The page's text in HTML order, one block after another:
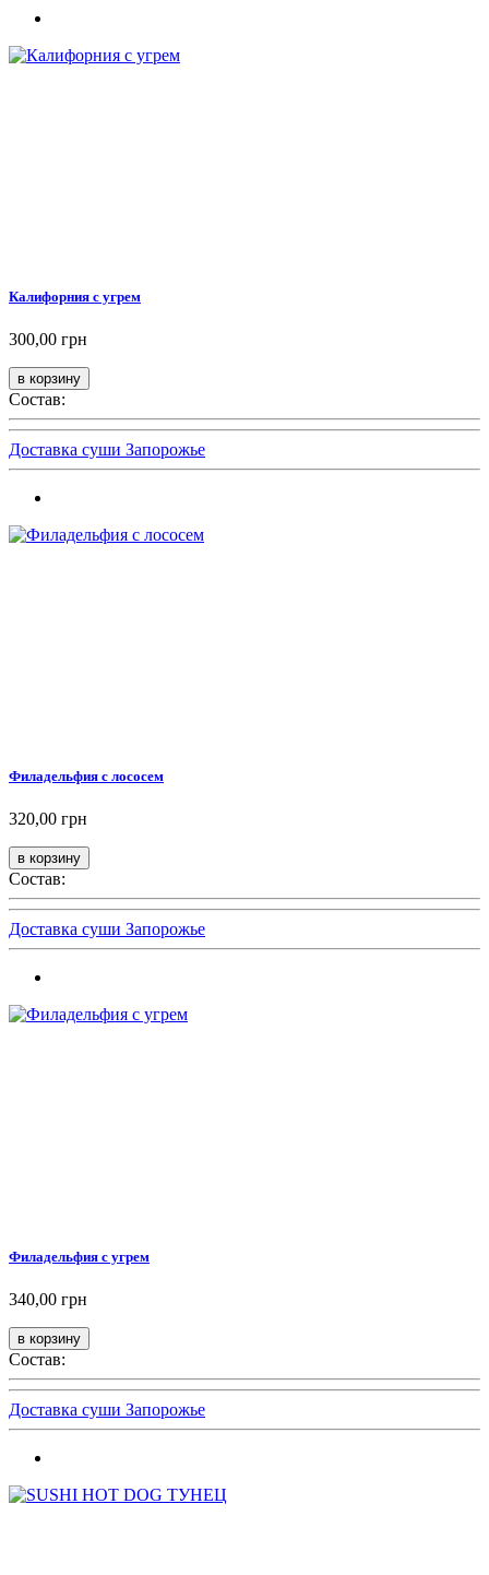
Калифорния с угрем
300,00 грн
Состав:
Доставка суши Запорожье
Филадельфия с лососем
320,00 грн
Состав:
Доставка суши Запорожье
Филадельфия с угрем
340,00 грн
Состав:
Доставка суши Запорожье